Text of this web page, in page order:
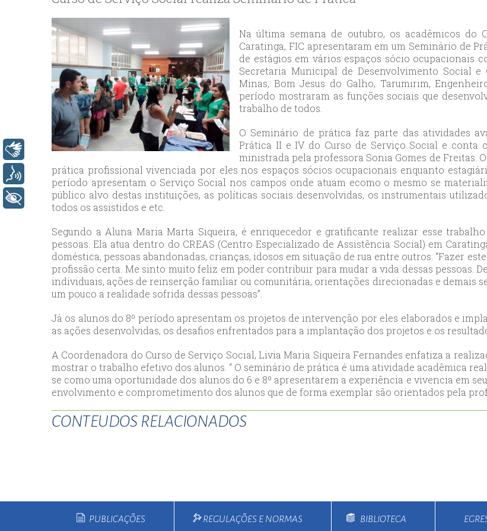
avcılar
escort
bagcılar
escort
beylikduzu
escort
bahcesehir
escort
umraniye
escort
atasehirescort
sisli
esenyurt
escort
istanbul
escort
istanbul
Na última semana de outubro, os acadêmicos do
Caratinga, FIC apresentaram em um Seminário de
de estágios em vários espaços sócio ocupacionais
Secretaria Municipal de Desenvolvimento Social
Minas, Bom Jesus do Galho, Tarumirim,
período mostraram as funções sociais que
trabalho de todos.
O Seminário de prática faz parte das atividades
Prática II e IV do Curso de Serviço Social e conta
ministrada pela professora Sonia Gomes de Freitas.
prática profissional vivenciada por eles nos espaços sócios ocupacionais enquanto
período apresentam o Serviço Social nos campos onde atuam ecomo o mesmo se
público alvo destas instituições, as políticas sociais desenvolvidas, os instrumentais
todos os assistidos e etc.
Segundo a Aluna Maria Marta Siqueira, é enriquecedor e gratificante realizar esse
pessoas. Ela atua dentro do CREAS (Centro Especializado de Assistência Social) em
doméstica, pessoas abandonadas, crianças, idosos em situação de rua entre outros. “Fazer
profissão certa. Me sinto muito feliz em poder contribuir para mudar a vida dessas pessoas.
individuais, ações de reinserção familiar ou comunitária, orientações direcionadas e demais
um pouco a realidade sofrida dessas pessoas”.
Já os alunos do 8º período apresentam os projetos de intervenção por eles elaborados e
as ações desenvolvidas, os desafios enfrentados para a implantação dos projetos e os
A Coordenadora do Curso de Serviço Social, Livia Maria Siqueira Fernandes enfatiza a
mostrar o trabalho efetivo dos alunos. “ O seminário de prática é uma atividade acadêmica
se como uma oportunidade dos alunos do 6 e 8º apresentarem a experiência e vivencia em
envolvimento e comprometimento dos alunos que de forma exemplar são orientados pela
CONTEUDOS RELACIONADOS
PUBLICAÇÕES REGULAÇÕES E NORMAS BIBLIOTECA
Libras
+ Acessibilidade